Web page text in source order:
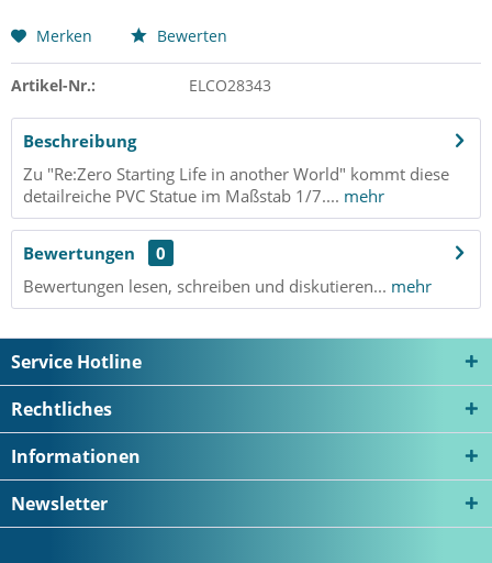
Merken Bewerten
Artikel-Nr.: ELCO28343
Beschreibung
Zu "Re:Zero Starting Life in another World" kommt diese
detailreiche PVC Statue im Maßstab 1/7.... mehr
Bewertungen
0
Bewertungen lesen, schreiben und diskutieren... mehr
Service Hotline
Rechtliches
Informationen
Newsletter